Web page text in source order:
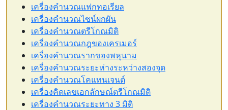
เครื่องคำนวณแฟกทอเรียล
เครื่องคำนวณไซน์ผกผัน
เครื่องคำนวณตรีโกณมิติ
เครื่องคำนวณกฎของเครเมอร์
เครื่องคำนวณรากของพหุนาม
เครื่องคำนวณระยะห่างระหว่างสองจุด
เครื่องคำนวณโคแทนเจนต์
เครื่องคิดเลขเอกลักษณ์ตรีโกณมิติ
เครื่องคำนวณระยะทาง 3 มิติ